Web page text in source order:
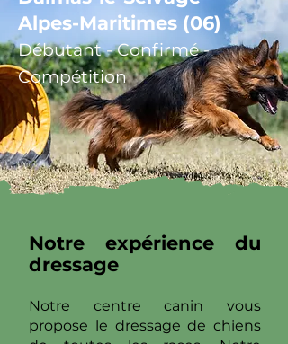
Alpes-Maritimes (06)
Débutant - Confirmé -
Compétition
Notre expérience du
dressage
Notre centre canin vous
propose le dressage de chiens